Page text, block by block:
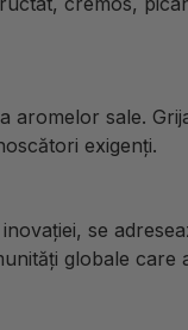
aromelor sale.
exigenți.
se
globale care